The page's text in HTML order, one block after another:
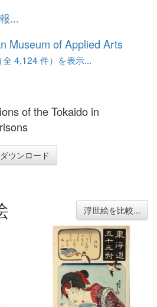
...
Museum of Applied Arts
全 4,124 件）を表示...
of the Tokaido in
ウンロード
浮世絵を比較...